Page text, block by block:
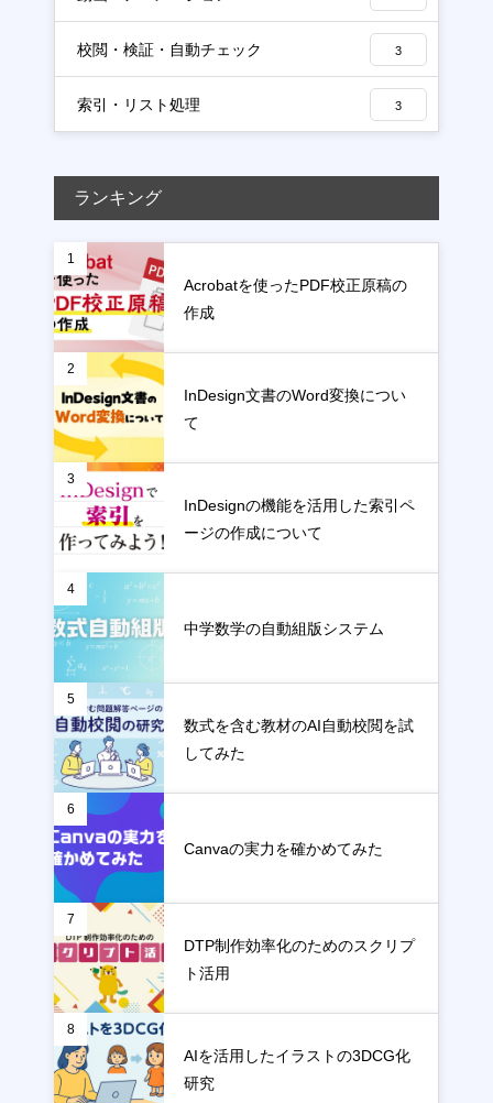
校閲・検証・自動チェック 3
索引・リスト処理 3
ランキング
1
Acrobatを使ったPDF校正原稿の
作成
2
InDesign文書のWord変換につい
て
3
InDesignの機能を活用した索引ペ
ージの作成について
4
中学数学の自動組版システム
5
数式を含む教材のAI自動校閲を試
してみた
6
Canvaの実力を確かめてみた
7
DTP制作効率化のためのスクリプ
ト活用
8
AIを活用したイラストの3DCG化
研究